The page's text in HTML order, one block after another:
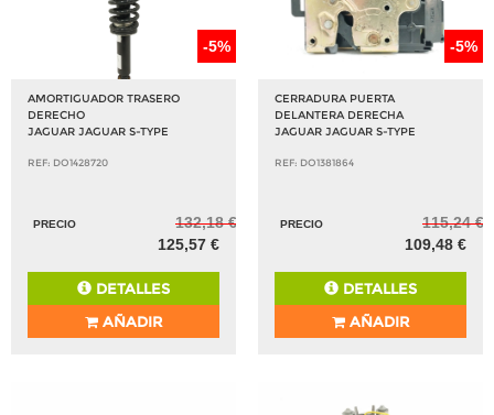
-5%
AMORTIGUADOR TRASERO
DERECHO
JAGUAR JAGUAR S-TYPE
REF: DO1428720
PRECIO
132,18 €
125,57 €
DETALLES
AÑADIR
-5%
CERRADURA PUERTA
DELANTERA DERECHA
JAGUAR JAGUAR S-TYPE
REF: DO1381864
PRECIO
115,24 €
109,48 €
DETALLES
AÑADIR